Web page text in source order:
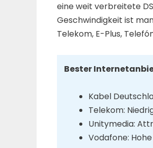
eine weit verbreitete
Geschwindigkeit ist
Telekom, E-Plus,
Bester
Kabel
Telekom:
Unitymedia:
Vodafone: